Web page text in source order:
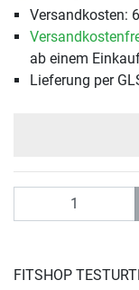
Versandkosten:
ab einem
Lieferung per
FITSHOP